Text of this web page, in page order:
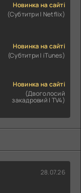
Новинка на сайті
(Субтитри | Netflix)
Новинка на сайті
(Субтитри | iTunes)
Новинка на сайті
(Двоголосий
закадровий | TV4)
28.07.26